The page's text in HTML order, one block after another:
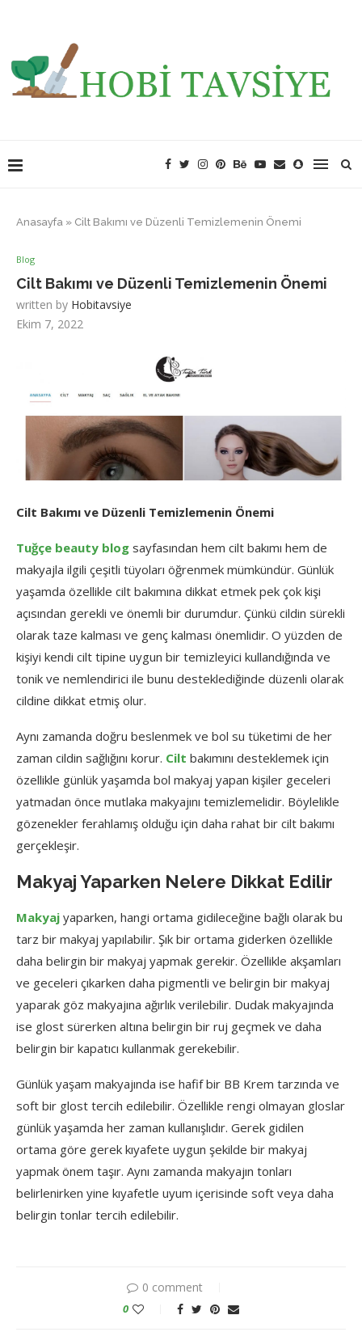
Anasayfa » Cilt Bakımı ve Düzenli Temizlemenin Önemi
Blog
Cilt Bakımı ve Düzenli Temizlemenin Önemi
written by Hobitavsiye
Ekim 7, 2022
Cilt Bakımı ve Düzenli Temizlemenin Önemi
Tuğçe beauty blog sayfasından hem cilt bakımı hem de
makyajla ilgili çeşitli tüyoları öğrenmek mümkündür. Günlük
yaşamda özellikle cilt bakımına dikkat etmek pek çok kişi
açısından gerekli ve önemli bir durumdur. Çünkü cildin sürekli
olarak taze kalması ve genç kalması önemlidir. O yüzden de
kişiyi kendi cilt tipine uygun bir temizleyici kullandığında ve
tonik ve nemlendirici ile bunu desteklediğinde düzenli olarak
cildine dikkat etmiş olur.
Aynı zamanda doğru beslenmek ve bol su tüketimi de her
zaman cildin sağlığını korur. Cilt bakımını desteklemek için
özellikle günlük yaşamda bol makyaj yapan kişiler geceleri
yatmadan önce mutlaka makyajını temizlemelidir. Böylelikle
gözenekler ferahlamış olduğu için daha rahat bir cilt bakımı
gerçekleşir.
Makyaj Yaparken Nelere Dikkat Edilir
Makyaj yaparken, hangi ortama gidileceğine bağlı olarak bu
tarz bir makyaj yapılabilir. Şık bir ortama giderken özellikle
daha belirgin bir makyaj yapmak gerekir. Özellikle akşamları
ve geceleri çıkarken daha pigmentli ve belirgin bir makyaj
yaparak göz makyajına ağırlık verilebilir. Dudak makyajında
ise glost sürerken altına belirgin bir ruj geçmek ve daha
belirgin bir kapatıcı kullanmak gerekebilir.
Günlük yaşam makyajında ise hafif bir BB Krem tarzında ve
soft bir glost tercih edilebilir. Özellikle rengi olmayan gloslar
günlük yaşamda her zaman kullanışlıdır. Gerek gidilen
ortama göre gerek kıyafete uygun şekilde bir makyaj
yapmak önem taşır. Aynı zamanda makyajın tonları
belirlenirken yine kıyafetle uyum içerisinde soft veya daha
belirgin tonlar tercih edilebilir.
0 comment
0